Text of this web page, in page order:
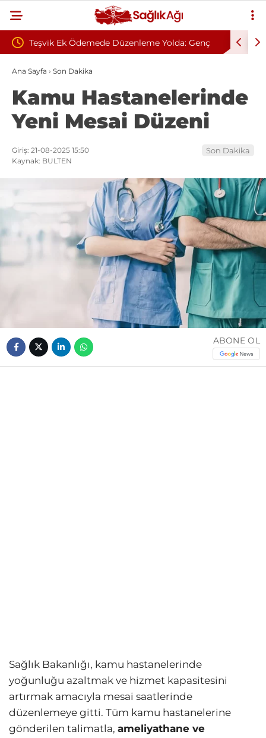
Yolda: Genç
Taleplerini Kamu
İletti
Zonguldak Bülent Ecevit
Ana Sayfa › Son Dakika
Kamu Hastanelerinde
Yeni Mesai Düzeni
Giriş: 21-08-2025 15:50
Kaynak: BULTEN
Son Dakika
ABONE OL
Sağlık Bakanlığı, kamu hastanelerinde
yoğunluğu azaltmak ve hizmet kapasitesini
artırmak amacıyla mesai saatlerinde
düzenlemeye gitti. Tüm kamu hastanelerine
gönderilen talimatla, ameliyathane ve